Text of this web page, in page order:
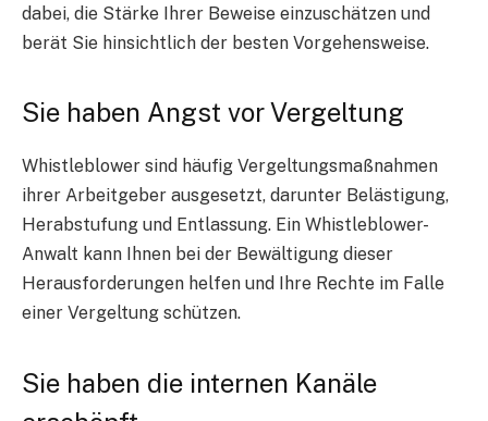
dabei, die Stärke Ihrer Beweise einzuschätzen und
berät Sie hinsichtlich der besten Vorgehensweise.
Sie haben Angst vor Vergeltung
Whistleblower sind häufig Vergeltungsmaßnahmen
ihrer Arbeitgeber ausgesetzt, darunter Belästigung,
Herabstufung und Entlassung. Ein Whistleblower-
Anwalt kann Ihnen bei der Bewältigung dieser
Herausforderungen helfen und Ihre Rechte im Falle
einer Vergeltung schützen.
Sie haben die internen Kanäle